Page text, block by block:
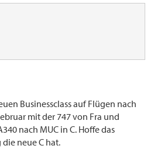
Businessclass auf Flügen nach
mit der 747 von Fra und
nach MUC in C. Hoffe das
neue C hat.